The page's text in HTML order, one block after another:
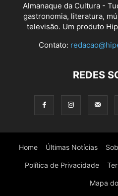
Almanaque da Cultura -
gastronomia, literatura,
televisão. Um produto
Contato:
REDES
Home Últimas Notícias
Política de Privacidade
Mapa